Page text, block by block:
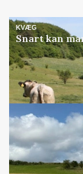
KVÆG
Snart kan